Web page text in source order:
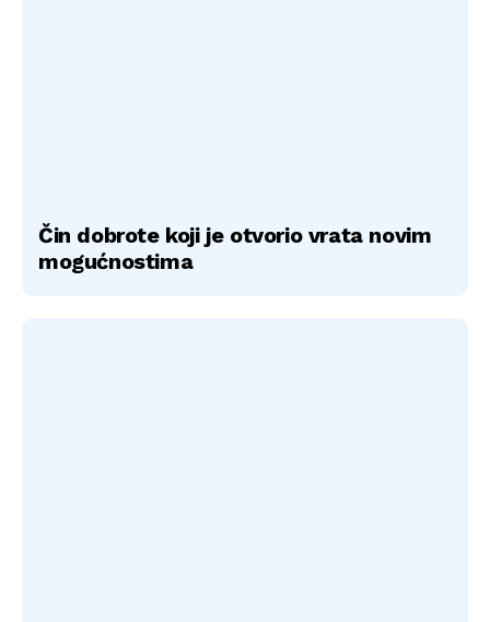
Čin dobrote koji je otvorio vrata novim
mogućnostima